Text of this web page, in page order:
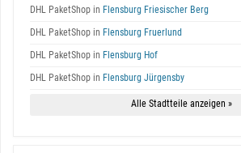
DHL PaketShop in Flensburg Friesischer Berg
DHL PaketShop in Flensburg Fruerlund
DHL PaketShop in Flensburg Hof
DHL PaketShop in Flensburg Jürgensby
Alle Stadtteile anzeigen »